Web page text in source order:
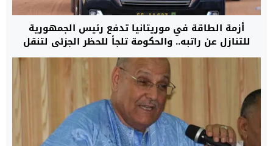
أزمة الطاقة في موريتانيا تدفع رئيس الجمهورية
للتنازل عن راتبه.. والحكومة تلجأ للحظر الجزئي لتنقل
السيارات داخل المدن